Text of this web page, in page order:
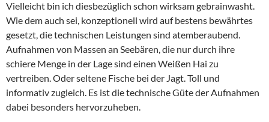
Vielleicht bin ich diesbezüglich schon wirksam gebrainwasht.
Wie dem auch sei, konzeptionell wird auf bestens bewährtes
gesetzt, die technischen Leistungen sind atemberaubend.
Aufnahmen von Massen an Seebären, die nur durch ihre
schiere Menge in der Lage sind einen Weißen Hai zu
vertreiben. Oder seltene Fische bei der Jagt. Toll und
informativ zugleich. Es ist die technische Güte der Aufnahmen
dabei besonders hervorzuheben.